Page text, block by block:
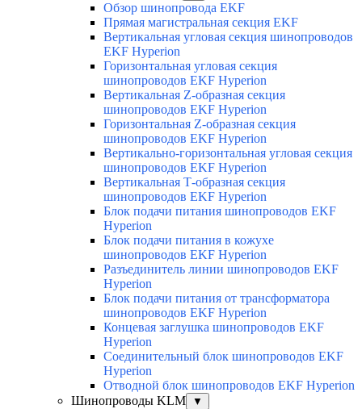
Обзор шинопровода EKF
Прямая магистральная секция EKF
Вертикальная угловая секция шинопроводов
EKF Hyperion
Горизонтальная угловая секция
шинопроводов EKF Hyperion
Вертикальная Z-образная секция
шинопроводов EKF Hyperion
Горизонтальная Z-образная секция
шинопроводов EKF Hyperion
Вертикально-горизонтальная угловая секция
шинопроводов EKF Hyperion
Вертикальная Т-образная секция
шинопроводов EKF Hyperion
Блок подачи питания шинопроводов EKF
Hyperion
Блок подачи питания в кожухе
шинопроводов EKF Hyperion
Разъединитель линии шинопроводов EKF
Hyperion
Блок подачи питания от трансформатора
шинопроводов EKF Hyperion
Концевая заглушка шинопроводов EKF
Hyperion
Соединительный блок шинопроводов EKF
Hyperion
Отводной блок шинопроводов EKF Hyperion
Шинопроводы KLM
▼